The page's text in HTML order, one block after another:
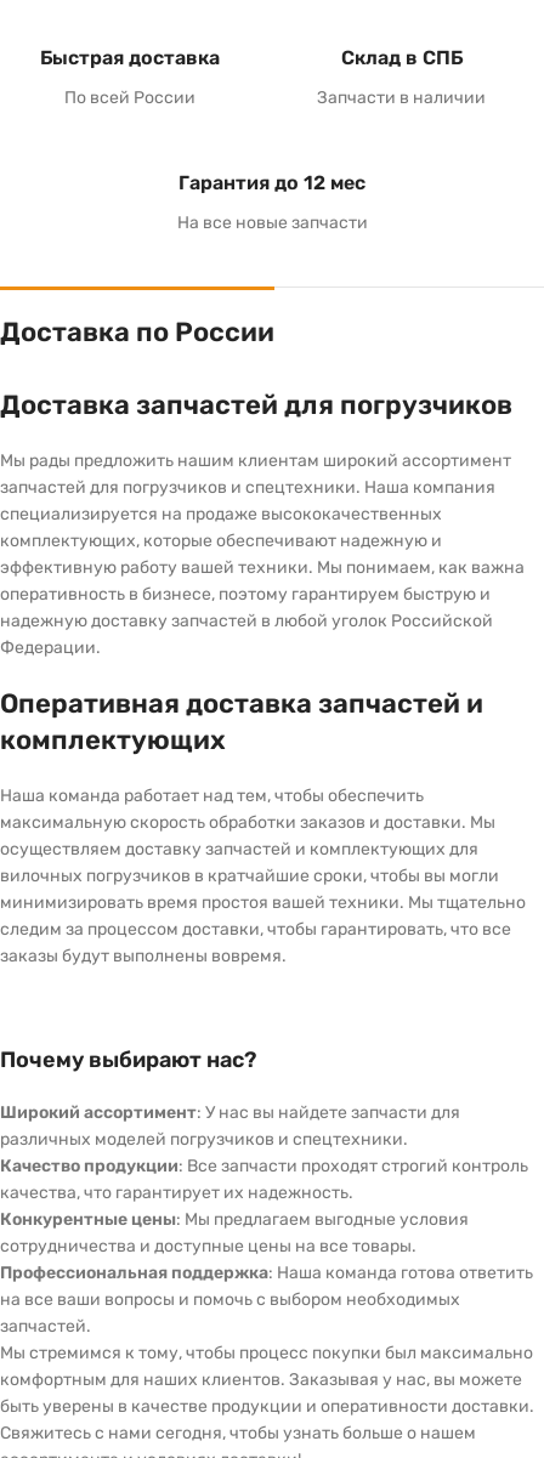
Быстрая доставка
По всей России
Склад в СПБ
Запчасти в наличии
Гарантия до 12 мес
На все новые запчасти
Доставка по России
Доставка запчастей для погрузчиков
Мы рады предложить нашим клиентам широкий ассортимент
запчастей для погрузчиков и спецтехники. Наша компания
специализируется на продаже высококачественных
комплектующих, которые обеспечивают надежную и
эффективную работу вашей техники. Мы понимаем, как важна
оперативность в бизнесе, поэтому гарантируем быструю и
надежную доставку запчастей в любой уголок Российской
Федерации.
Оперативная доставка запчастей и
комплектующих
Наша команда работает над тем, чтобы обеспечить
максимальную скорость обработки заказов и доставки. Мы
осуществляем доставку запчастей и комплектующих для
вилочных погрузчиков в кратчайшие сроки, чтобы вы могли
минимизировать время простоя вашей техники. Мы тщательно
следим за процессом доставки, чтобы гарантировать, что все
заказы будут выполнены вовремя.
Почему выбирают нас?
Широкий ассортимент: У нас вы найдете запчасти для
различных моделей погрузчиков и спецтехники.
Качество продукции: Все запчасти проходят строгий контроль
качества, что гарантирует их надежность.
Конкурентные цены: Мы предлагаем выгодные условия
сотрудничества и доступные цены на все товары.
Профессиональная поддержка: Наша команда готова ответить
на все ваши вопросы и помочь с выбором необходимых
запчастей.
Мы стремимся к тому, чтобы процесс покупки был максимально
комфортным для наших клиентов. Заказывая у нас, вы можете
быть уверены в качестве продукции и оперативности доставки.
Свяжитесь с нами сегодня, чтобы узнать больше о нашем